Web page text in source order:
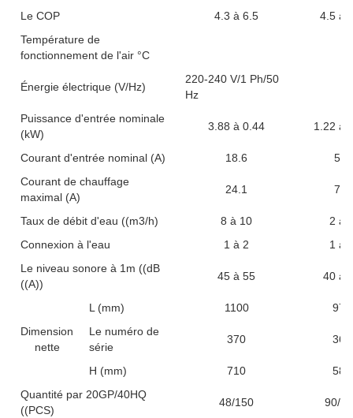
Le COP 4.3 à 6.5
4.5 à
Température de
fonctionnement de l'air °C
Énergie électrique (V/Hz)
220-240 V/1 Ph/50
Hz
Puissance d'entrée nominale
(kW)
3.88 à 0.44 1.22 à
Courant d'entrée nominal (A) 18.6
5.8
Courant de chauffage
maximal (A)
24.1 7.5
Taux de débit d'eau ((m3/h) 8 à 10
2 à
Connexion à l'eau
1 à 2
1 à
Le niveau sonore à 1m ((dB
((A))
45 à 55 40 à
Dimension
nette
L (mm) 1100
970
Le numéro de
série
370 360
H (mm) 710
585
Quantité par 20GP/40HQ
((PCS)
48/150 90/